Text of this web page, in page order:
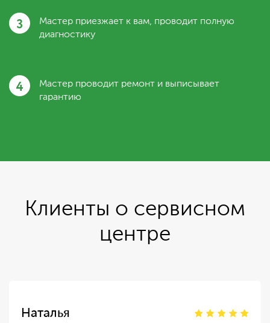
3
Мастер приезжает к вам, проводит полную
диагностику
4
Мастер проводит ремонт и выписывает
гарантию
Клиенты о сервисном
центре
Наталья